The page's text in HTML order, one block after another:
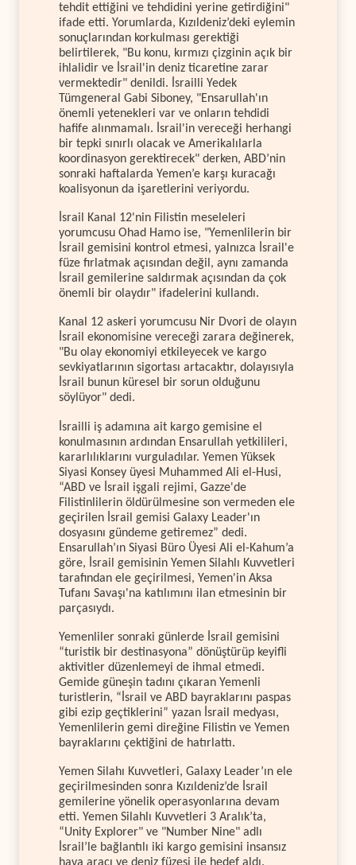
tehdit ettiğini ve tehdidini yerine getirdiğini"
ifade etti. Yorumlarda, Kızıldeniz’deki eylemin
sonuçlarından korkulması gerektiği
belirtilerek, "Bu konu, kırmızı çizginin açık bir
ihlalidir ve İsrail'in deniz ticaretine zarar
vermektedir" denildi. İsrailli Yedek
Tümgeneral Gabi Siboney, "Ensarullah'ın
önemli yetenekleri var ve onların tehdidi
hafife alınmamalı. İsrail'in vereceği herhangi
bir tepki sınırlı olacak ve Amerikalılarla
koordinasyon gerektirecek" derken, ABD’nin
sonraki haftalarda Yemen’e karşı kuracağı
koalisyonun da işaretlerini veriyordu.
İsrail Kanal 12'nin Filistin meseleleri
yorumcusu Ohad Hamo ise, "Yemenlilerin bir
İsrail gemisini kontrol etmesi, yalnızca İsrail'e
füze fırlatmak açısından değil, aynı zamanda
İsrail gemilerine saldırmak açısından da çok
önemli bir olaydır" ifadelerini kullandı.
Kanal 12 askeri yorumcusu Nir Dvori de olayın
İsrail ekonomisine vereceği zarara değinerek,
"Bu olay ekonomiyi etkileyecek ve kargo
sevkiyatlarının sigortası artacaktır, dolayısıyla
İsrail bunun küresel bir sorun olduğunu
söylüyor" dedi.
İsrailli iş adamına ait kargo gemisine el
konulmasının ardından Ensarullah yetkilileri,
kararlılıklarını vurguladılar. Yemen Yüksek
Siyasi Konsey üyesi Muhammed Ali el-Husi,
“ABD ve İsrail işgali rejimi, Gazze'de
Filistinlilerin öldürülmesine son vermeden ele
geçirilen İsrail gemisi Galaxy Leader'ın
dosyasını gündeme getiremez” dedi.
Ensarullah’ın Siyasi Büro Üyesi Ali el-Kahum’a
göre, İsrail gemisinin Yemen Silahlı Kuvvetleri
tarafından ele geçirilmesi, Yemen'in Aksa
Tufanı Savaşı'na katılımını ilan etmesinin bir
parçasıydı.
Yemenliler sonraki günlerde İsrail gemisini
“turistik bir destinasyona” dönüştürüp keyifli
aktivitler düzenlemeyi de ihmal etmedi.
Gemide güneşin tadını çıkaran Yemenli
turistlerin, “İsrail ve ABD bayraklarını paspas
gibi ezip geçtiklerini” yazan İsrail medyası,
Yemenlilerin gemi direğine Filistin ve Yemen
bayraklarını çektiğini de hatırlattı.
Yemen Silahı Kuvvetleri, Galaxy Leader’ın ele
geçirilmesinden sonra Kızıldeniz’de İsrail
gemilerine yönelik operasyonlarına devam
etti. Yemen Silahlı Kuvvetleri 3 Aralık’ta,
“Unity Explorer" ve "Number Nine" adlı
İsrail’le bağlantılı iki kargo gemisini insansız